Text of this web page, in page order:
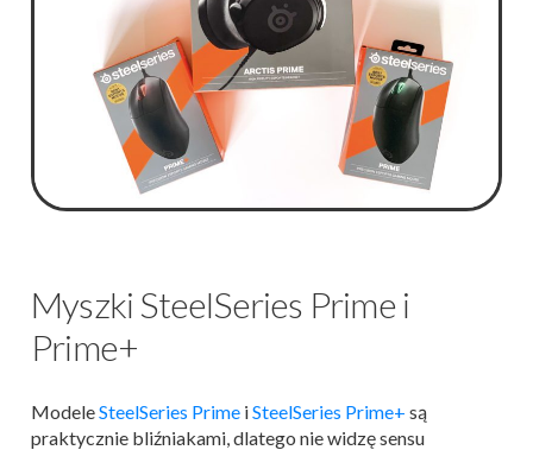
Myszki SteelSeries Prime i
Prime+
ModeleSteelSeries Prime iSteelSeries Prime+ są
praktycznie bliźniakami, dlatego nie widzę sensu